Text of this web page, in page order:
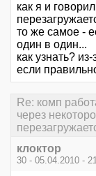
как я и
то же самое -
один в один...
как узнать?
если
Re: комп
через
клоктор
30 - 05.04.2010 -